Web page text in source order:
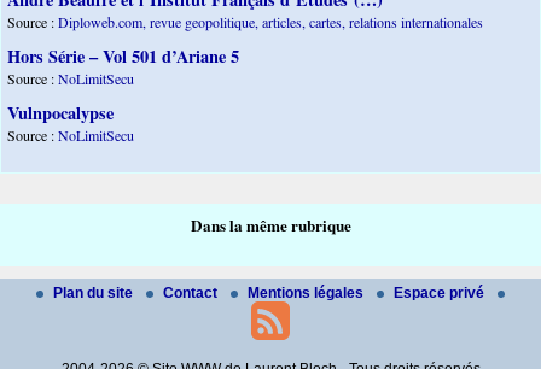
Source :Diploweb.com, revue geopolitique, articles, cartes, relations internationales
Hors Série – Vol 501 d’Ariane 5
Source :NoLimitSecu
Vulnpocalypse
Source :NoLimitSecu
Dans la même rubrique
Plan du site Contact Mentions légales Espace privé